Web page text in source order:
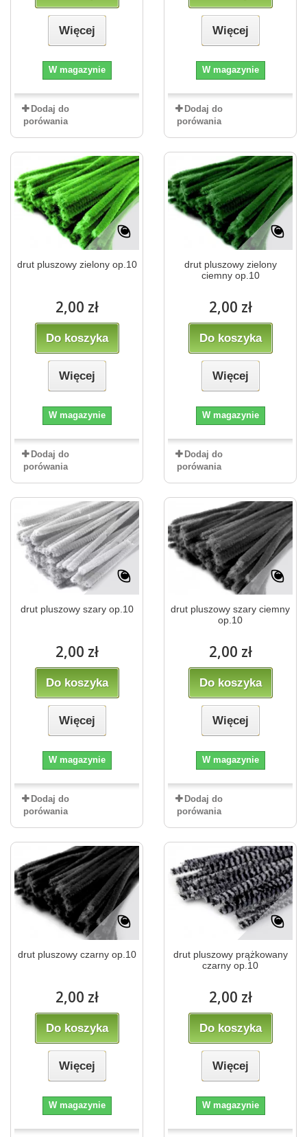
Więcej
W magazynie
Dodaj do
porówania
Więcej
W magazynie
Dodaj do
porówania
drut pluszowy zielony op.10
2,00 zł
Do koszyka
Więcej
W magazynie
Dodaj do
porówania
drut pluszowy zielony
ciemny op.10
2,00 zł
Do koszyka
Więcej
W magazynie
Dodaj do
porówania
drut pluszowy szary op.10
2,00 zł
Do koszyka
Więcej
W magazynie
Dodaj do
porówania
drut pluszowy szary ciemny
op.10
2,00 zł
Do koszyka
Więcej
W magazynie
Dodaj do
porówania
drut pluszowy czarny op.10
2,00 zł
Do koszyka
Więcej
W magazynie
drut pluszowy prążkowany
czarny op.10
2,00 zł
Do koszyka
Więcej
W magazynie